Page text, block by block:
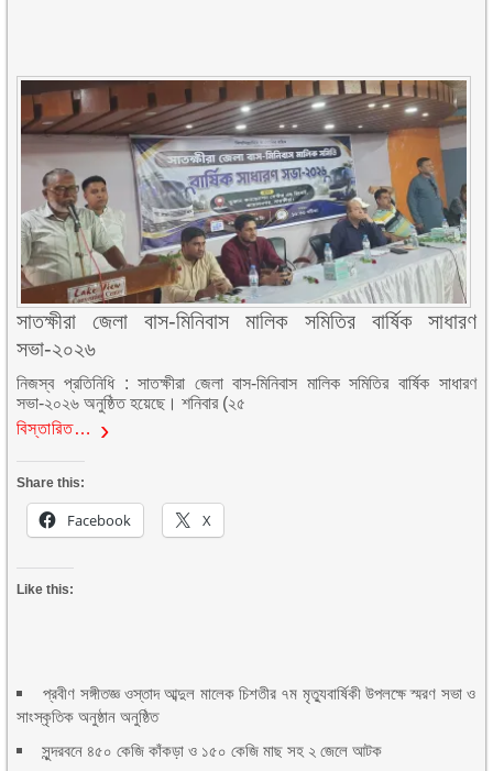
সাতক্ষীরা জেলা বাস-মিনিবাস মালিক সমিতির বার্ষিক সাধারণ
সভা-২০২৬
নিজস্ব প্রতিনিধি : সাতক্ষীরা জেলা বাস-মিনিবাস মালিক সমিতির বার্ষিক সাধারণ
সভা-২০২৬ অনুষ্ঠিত হয়েছে। শনিবার (২৫
বিস্তারিত…
Share this:
Facebook X
Like this:
প্রবীণ সঙ্গীতজ্ঞ ওস্তাদ আব্দুল মালেক চিশতীর ৭ম মৃত্যুবার্ষিকী উপলক্ষে স্মরণ সভা ও
সাংস্কৃতিক অনুষ্ঠান অনুষ্ঠিত
সুন্দরবনে ৪৫০ কেজি কাঁকড়া ও ১৫০ কেজি মাছ সহ ২ জেলে আটক